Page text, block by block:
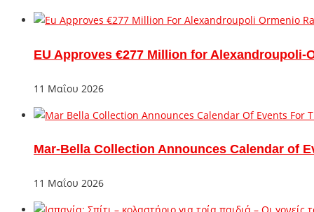
EU Approves €277 Million for Alexandroupoli-
11 Μαΐου 2026
Mar-Bella Collection Announces Calendar of
11 Μαΐου 2026